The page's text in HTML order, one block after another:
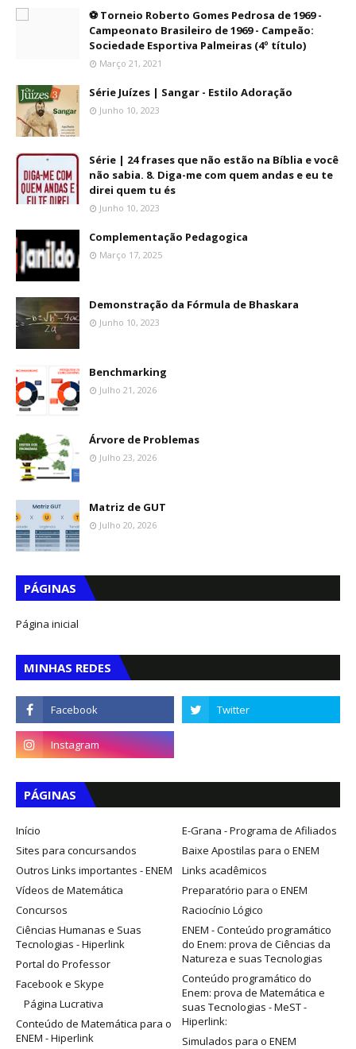
⚽ Torneio Roberto Gomes Pedrosa de 1969 -
Campeonato Brasileiro de 1969 - Campeão:
Sociedade Esportiva Palmeiras (4º título)
Março 21, 2021
Série Juízes | Sangar - Estilo Adoração
Junho 10, 2023
Série | 24 frases que não estão na Bíblia e você
não sabia. 8. Diga-me com quem andas e eu te
direi quem tu és
Junho 10, 2023
Complementação Pedagogica
Março 17, 2025
Demonstração da Fórmula de Bhaskara
Junho 10, 2023
Benchmarking
Julho 21, 2026
Árvore de Problemas
Julho 23, 2026
Matriz de GUT
Julho 20, 2026
PÁGINAS
Página inicial
MINHAS REDES
PÁGINAS
Início
E-Grana - Programa de Afiliados
Sites para concursandos
Baixe Apostilas para o ENEM
Outros Links importantes - ENEM
Links acadêmicos
Vídeos de Matemática
Preparatório para o ENEM
Concursos
Raciocínio Lógico
Ciências Humanas e Suas
Tecnologias - Hiperlink
ENEM - Conteúdo programático
do Enem: prova de Ciências da
Natureza e suas Tecnologias
Portal do Professor
Conteúdo programático do
Enem: prova de Matemática e
suas Tecnologias - MeST -
Hiperlink:
Facebook e Skype
Página Lucrativa
Conteúdo de Matemática para o
ENEM - Hiperlink
Simulados para o ENEM